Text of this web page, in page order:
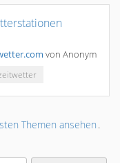
von Anonym
Themen ansehen .